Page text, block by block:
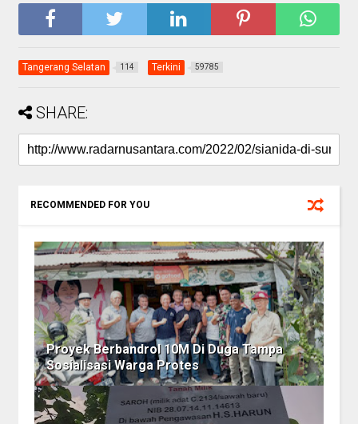
Tangerang Selatan 114 Terkini 59785
SHARE:
RECOMMENDED FOR YOU
Proyek Berbandrol 10M Di Duga Tampa
Sosialisasi Warga Protes